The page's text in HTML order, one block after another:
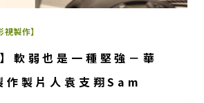
視製作】
軟弱也是一種堅強－華
作製片人袁支翔Sam